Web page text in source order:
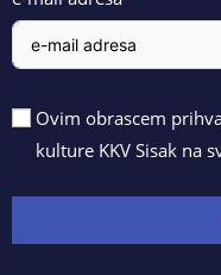
Ovim obrascem
kulture KKV Sisak na